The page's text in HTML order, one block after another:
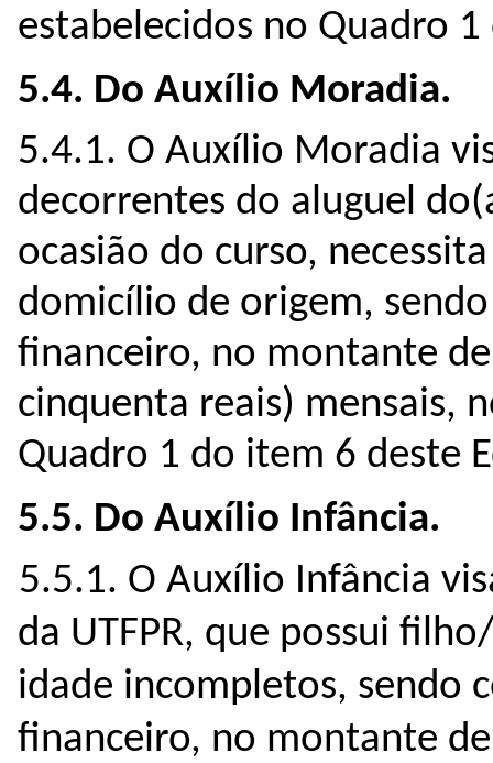
estabelecidos no Quadro
5.4. Do Auxílio Moradia.
5.4.1. O Auxílio Moradia
decorrentes do aluguel
ocasião do curso,
domicílio de origem,
financeiro, no montante
cinquenta reais) mensais,
Quadro 1 do item 6 deste
5.5. Do Auxílio Infância.
5.5.1. O Auxílio Infância
da UTFPR, que possui
idade incompletos, sendo
financeiro, no montante